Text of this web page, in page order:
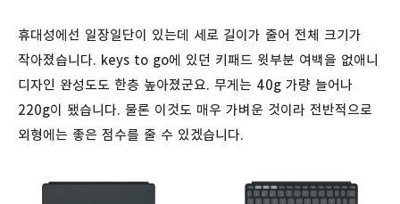
휴대성에선 일장일단이 있는데 세로 길이가 줄어 전체 크기가
작아졌습니다. keys to go에 있던 키패드 윗부분 여백을 없애니
디자인 완성도도 한층 높아졌군요. 무게는 40g 가량 늘어나
220g이 됐습니다. 물론 이것도 매우 가벼운 것이라 전반적으로
외형에는 좋은 점수를 줄 수 있겠습니다.